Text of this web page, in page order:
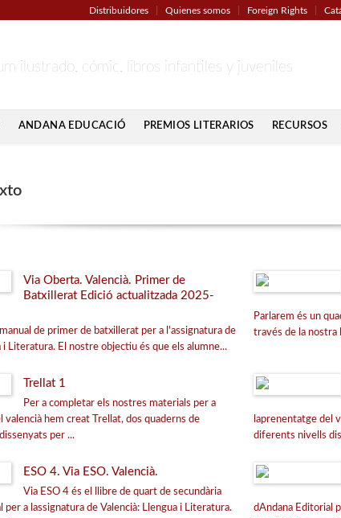
Distribuidores Quienes somos Foreign Rights
ilustrado, cómic, libros infantiles y juveniles
ANDANA EDUCACIÓ PREMIOS LITERARIOS RECURSOS
Via Oberta. Valencià. Primer de
Batxillerat Edició actualitzada 2025-
de primer de batxillerat per a l'assignatura de
i Literatura. El nostre objectiu és que els alumne...
Parlarem és un
través de la nostra
Trellat 1
Per a completar els nostres materials per a
valencià hem creat Trellat, dos quaderns de
per ...
laprenentatge del
diferents nivells
ESO 4. Via ESO. Valencià.
Via ESO 4 és el llibre de quart de secundària
per a lassignatura de Valencià: Llengua i Literatura.
dAndana Editorial